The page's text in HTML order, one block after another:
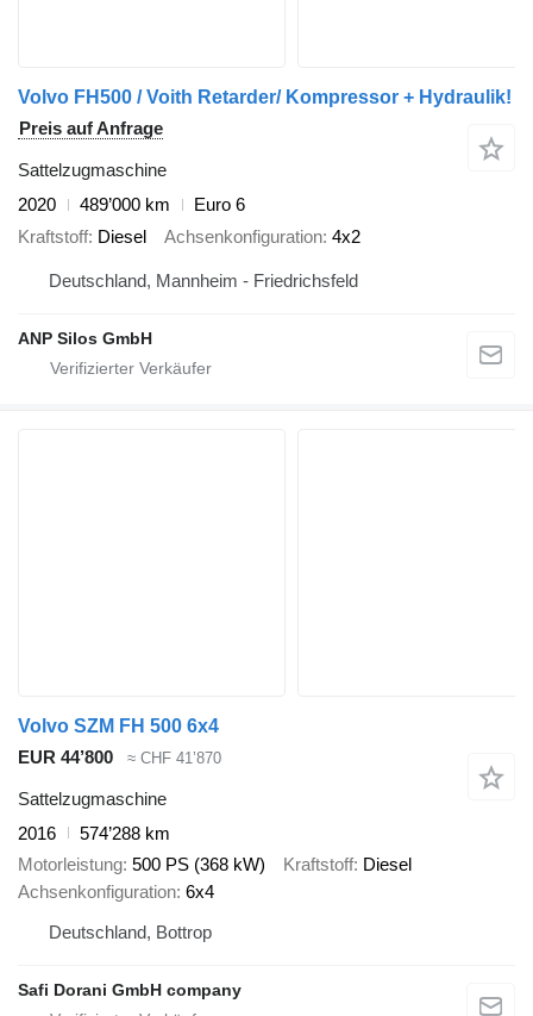
Volvo FH500 / Voith Retarder/ Kompressor + Hydraulik!
Preis auf Anfrage
Sattelzugmaschine
2020
489’000 km
Euro 6
Kraftstoff Diesel Achsenkonfiguration 4x2
Deutschland, Mannheim - Friedrichsfeld
ANP Silos GmbH
Volvo SZM FH 500 6x4
EUR 44’800
≈ CHF 41’870
Sattelzugmaschine
2016
574’288 km
Motorleistung 500 PS (368 kW) Kraftstoff Diesel
Achsenkonfiguration 6x4
Deutschland, Bottrop
Safi Dorani GmbH company